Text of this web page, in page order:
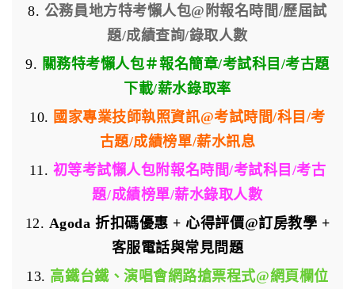
8. 公務員地方特考懶人包@附報名時間/歷屆試
題/成績查詢/錄取人數
9. 關務特考懶人包＃報名簡章/考試科目/考古題
下載/薪水錄取率
10. 國家專業技師執照資訊@考試時間/科目/考
古題/成績榜單/薪水訊息
11. 初等考試懶人包附報名時間/考試科目/考古
題/成績榜單/薪水錄取人數
12. Agoda 折扣碼優惠 + 心得評價@訂房教學 +
客服電話與常見問題
13. 高鐵台鐵、演唱會網路搶票程式@網頁欄位